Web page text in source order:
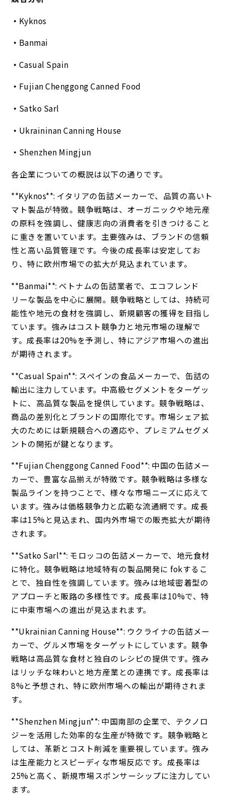
Kyknos
Banmai
Casual Spain
Fujian Chenggong Canned Food
Satko Sarl
Ukraininan Canning House
Shenzhen Mingjun
各企業についての概説は以下の通りです。
**Kyknos**: イタリアの缶詰メーカーで、品質の高いト
マト製品が特徴。競争戦略は、オーガニックや地元産
の原料を強調し、健康志向の消費者を引きつけること
に重きを置いています。主要強みは、ブランドの信頼
性と高い品質管理です。今後の成長率は安定してお
り、特に欧州市場での拡大が見込まれています。
**Banmai**: ベトナムの缶詰業者で、エコフレンド
リーな製品を中心に展開。競争戦略としては、持続可
能性や地元の食材を強調し、新規顧客の獲得を目指し
ています。強みはコスト競争力と地元市場の理解で
す。成長率は20%を予測し、特にアジア市場への進出
が期待されます。
**Casual Spain**: スペインの食品メーカーで、缶詰の
輸出に注力しています。中高級セグメントをターゲッ
トに、高品質な製品を提供しています。競争戦略は、
商品の差別化とブランドの国際化です。市場シェア拡
大のためには新規競合への適応や、プレミアムセグメ
ントの開拓が鍵となります。
**Fujian Chenggong Canned Food**: 中国の缶詰メー
カーで、豊富な品揃えが特徴です。競争戦略は多様な
製品ラインを持つことで、様々な市場ニーズに応えて
います。強みは価格競争力と広範な流通網です。成長
率は15%と見込まれ、国内外市場での販売拡大が期待
されます。
**Satko Sarl**: モロッコの缶詰メーカーで、地元食材
に特化。競争戦略は地域特有の製品開発に fokするこ
とで、独自性を強調しています。強みは地域密着型の
アプローチと販路の多様性です。成長率は10%で、特
に中東市場への進出が見込まれます。
**Ukrainian Canning House**: ウクライナの缶詰メー
カーで、グルメ市場をターゲットにしています。競争
戦略は高品質な食材と独自のレシピの提供です。強み
はリッチな味わいと地方産業との連携です。成長率は
8%と予想され、特に欧州市場への輸出が期待されま
す。
**Shenzhen Mingjun**: 中国南部の企業で、テクノロ
ジーを活用した効率的な生産が特徴です。競争戦略と
しては、革新とコスト削減を重要視しています。強み
は生産能力とスピーディな市場反応です。成長率は
25%と高く、新規市場スポンサーシップに注力してい
ます。